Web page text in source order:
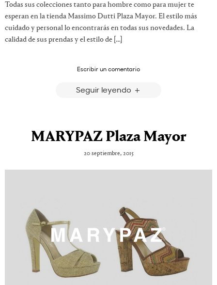
Todas sus colecciones tanto para hombre como para mujer te
esperan en la tienda Massimo Dutti Plaza Mayor. El estilo más
cuidado y personal lo encontrarás en todas sus novedades. La
calidad de sus prendas y el estilo de […]
Escribir un comentario
Seguir leyendo
MARYPAZ Plaza Mayor
20 septiembre, 2015